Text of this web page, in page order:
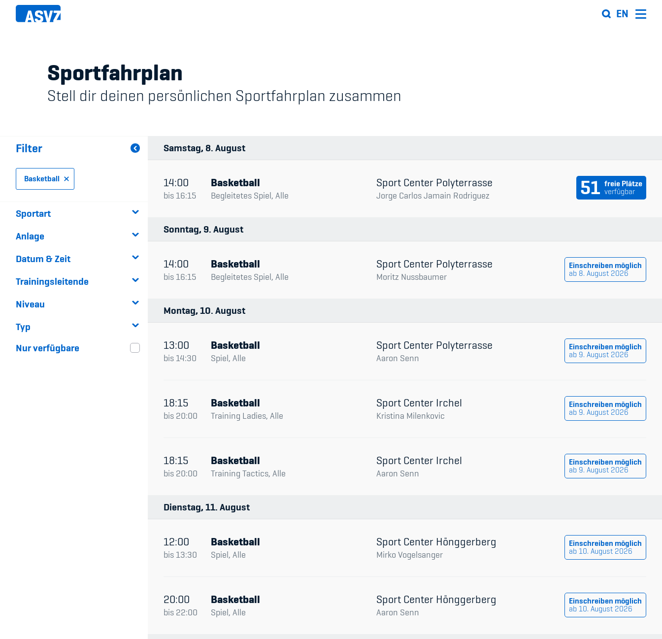
Direkt
zum
EN
Sportfahrplan
Sportarten
Events
ASVZ@home
Fairplay
Blog
Kinderbetreuung
Krankenversicherung
Schwangerschaft & Sport
Sponsoren und Partner
Sportfahrplan
Stell dir deinen persönlichen Sportfahrplan zusammen
Filter
Basketball
Sportart
Anlage
Datum & Zeit
Trainingsleitende
Niveau
Typ
Nur verfügbare
Samstag 8 August
14:00
bis 16:15
Basketball
Begleitetes Spiel, Alle
Sport Center Polyterrasse
Jorge Carlos Jamain Rodriguez 51 freie Plätze
verfügbar
Sonntag 9 August
14:00
bis 16:15
Basketball
Begleitetes Spiel, Alle
Sport Center Polyterrasse
Moritz Nussbaumer
Einschreiben möglich
ab 8. August 2026
Montag 10 August
13:00
bis 14:30
Basketball
Spiel, Alle
Sport Center Polyterrasse
Aaron Senn
Einschreiben möglich
ab 9. August 2026
18:15
bis 20:00
Basketball
Training Ladies, Alle
Sport Center Irchel
Kristina Milenkovic
Einschreiben möglich
ab 9. August 2026
18:15
bis 20:00
Basketball
Training Tactics, Alle
Sport Center Irchel
Aaron Senn
Einschreiben möglich
ab 9. August 2026
Dienstag 11 August
12:00
bis 13:30
Basketball
Spiel, Alle
Sport Center Hönggerberg
Mirko Vogelsanger
Einschreiben möglich
ab 10. August 2026
20:00
bis 22:00
Basketball
Spiel, Alle
Sport Center Hönggerberg
Aaron Senn
Einschreiben möglich
ab 10. August 2026